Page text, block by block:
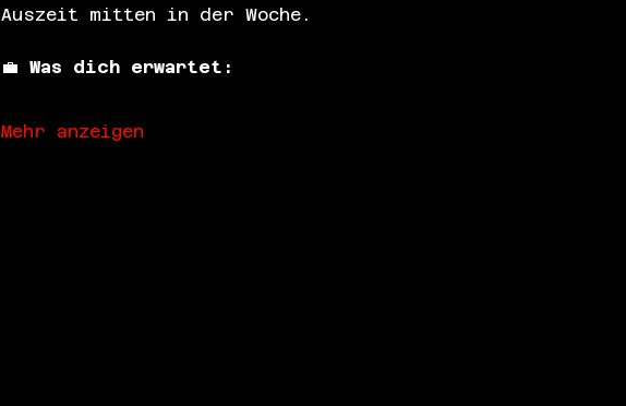
Auszeit mitten in der Woche.
💼 Was dich erwartet:
Mehr anzeigen